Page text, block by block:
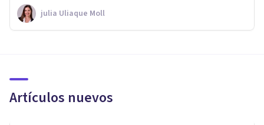
​julia Uliaque Moll
Artículos nuevos